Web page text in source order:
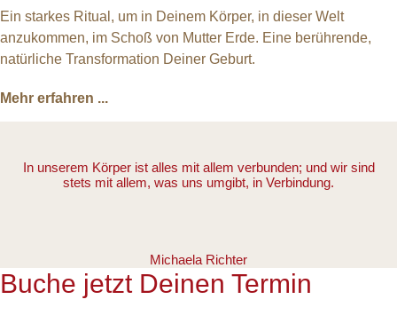
Ein starkes Ritual, um in ­Deinem Körper, in dieser Welt
anzukommen, im Schoß von Mutter Erde. Eine berührende,
natürliche Transformation Deiner Geburt.
Mehr erfahren ...
In unserem Körper ist alles mit allem verbunden; und wir sind
stets mit allem, was uns umgibt, in Verbindung.
Michaela Richter
Buche jetzt Deinen Termin